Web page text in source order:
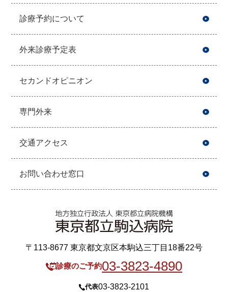
診療予約について
外来診療予定表
セカンドオピニオン
専門外来
交通アクセス
お問い合わせ窓口
〒113-8677 東京都文京区本駒込三丁目18番22号
診療のご予約03-3823-4890
代表03-3823-2101